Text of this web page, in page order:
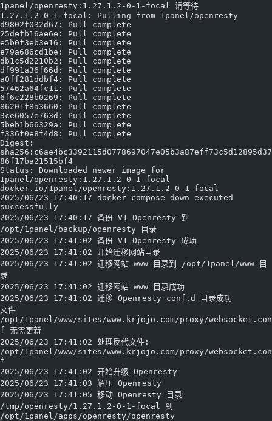
1panel/openresty:1.27.1.2-0-1-focal 请等待
1.27.1.2-0-1-focal: Pulling from 1panel/openresty
d9802f032d67: Pull complete
25defb16ae6e: Pull complete
e5b0f3eb3e16: Pull complete
e79a686cd1be: Pull complete
db1c5d2210b2: Pull complete
df991a36f66d: Pull complete
a0ff281ddbf4: Pull complete
57462a64fc11: Pull complete
6f6c228b0269: Pull complete
86201f8a3660: Pull complete
3ce6057e763d: Pull complete
5beb1b66329a: Pull complete
f336f0e8f4d8: Pull complete
Digest:
sha256:c6ae4bc3392115d0778697047e05b3a87eff73c5d12895d37
86f17ba21515bf4
Status: Downloaded newer image for
1panel/openresty:1.27.1.2-0-1-focal
docker.io/1panel/openresty:1.27.1.2-0-1-focal
2025/06/23 17:40:17 docker-compose down executed
successfully
2025/06/23 17:40:17 备份 V1 Openresty 到
/opt/1panel/backup/openresty 目录
2025/06/23 17:41:02 备份 V1 Openresty 成功
2025/06/23 17:41:02 开始迁移网站目录
2025/06/23 17:41:02 迁移网站 www 目录到 /opt/1panel/www 目
录
2025/06/23 17:41:02 迁移网站 www 目录成功
2025/06/23 17:41:02 迁移 Openresty conf.d 目录成功
文件
/opt/1panel/www/sites/www.krjojo.com/proxy/websocket.con
f 无需更新
2025/06/23 17:41:02 处理反代文件:
/opt/1panel/www/sites/www.krjojo.com/proxy/websocket.con
f
2025/06/23 17:41:02 开始升级 Openresty
2025/06/23 17:41:03 解压 Openresty
2025/06/23 17:41:05 移动 Openresty 目录
/tmp/openresty/1.27.1.2-0-1-focal 到
/opt/1panel/apps/openresty/openresty